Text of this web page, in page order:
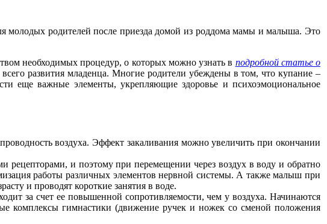
молодых родителей после приезда домой из роддома мамы и малыша. Это
необходимых процедур, о которых можно узнать в подробной статье о
развития младенца. Многие родители убеждены в том, что купание –
еще важные элементы, укрепляющие здоровье и психоэмоциональное
воздуха. Эффект закаливания можно увеличить при окончании
рецепторами, и поэтому при перемещении через воздух в воду и обратно
работы различных элементов нервной системы. А также малыш при
и проводят короткие занятия в воде.
за счет ее повышенной сопротивляемости, чем у воздуха. Начинаются
комплексы гимнастики (движение ручек и ножек со сменой положения